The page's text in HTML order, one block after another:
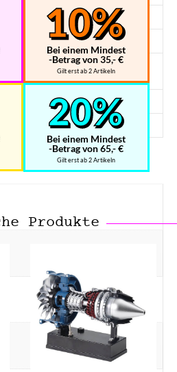
24 x 25 x 21 cm
800 gram
Gevorderd – technisch
uitdagend
16 jaar en ouder
circa 4 uur of langer
Bei einem Mindest
-Betrag von 35,- €
Gilt erst ab 2 Artikeln
Bei einem Mindest
-Betrag von 65,- €
Gilt erst ab 2 Artikeln
Produkte